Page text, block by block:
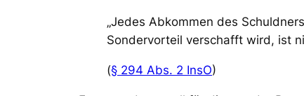
„Jedes Abkommen des
Sondervorteil verschafft wird, ist
(§ 294 Abs. 2 InsO)